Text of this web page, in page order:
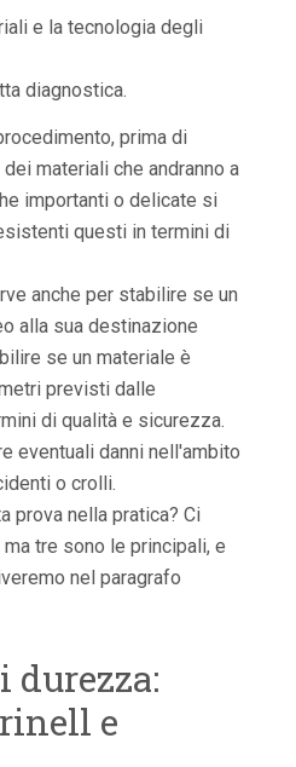
e la tecnologia degli
diagnostica.
prima di
materiali che andranno a
importanti o delicate si
questi in termini di
anche per stabilire se un
alla sua destinazione
se un materiale è
previsti dalle
di qualità e sicurezza.
eventuali danni nell'ambito
o crolli.
prova nella pratica? Ci
tre sono le principali, e
nel paragrafo
durezza:
e